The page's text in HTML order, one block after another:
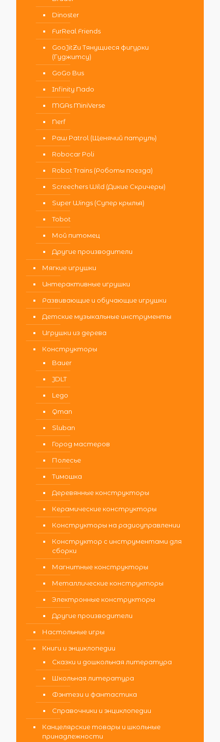
Dinoster
FurReal Friends
GooJitZu Тянущиеся фигурки
(Гуджитсу)
GoGo Bus
Infinity Nado
MGAs MiniVerse
Nerf
Paw Patrol (Щенячий патруль)
Robocar Poli
Robot Trains (Роботы поезда)
Screechers Wild (Дикие Скричеры)
Super Wings (Супер крылья)
Tobot
Мой питомец
Другие производители
Мягкие игрушки
Интерактивные игрушки
Развивающие и обучающие игрушки
Детские музыкальные инструменты
Игрушки из дерева
Конструкторы
Bauer
JDLT
Lego
Qman
Sluban
Город мастеров
Полесье
Тимошка
Деревянные конструкторы
Керамические конструкторы
Конструкторы на радиоуправлении
Конструктор с инструментами для
сборки
Магнитные конструкторы
Металлические конструкторы
Электронные конструкторы
Другие производители
Настольные игры
Книги и энциклопедии
Сказки и дошкольная литература
Школьная литература
Фэнтези и фантастика
Справочники и энциклопедии
Канцелярские товары и школьные
принадлежности